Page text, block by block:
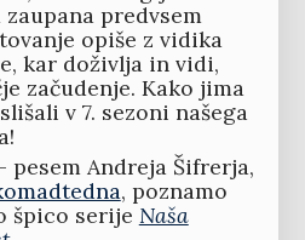
predvsem
opiše z vidika
kar doživlja in vidi,
začudenje. Kako jima
v 7. sezoni našega
- pesem Andreja Šifrerja,
, poznamo
špico serije Naša